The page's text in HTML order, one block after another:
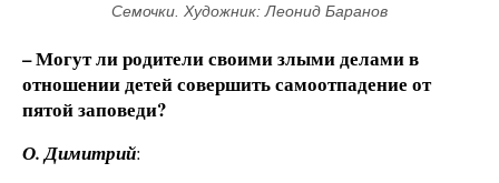
Семочки. Художник: Леонид Баранов
– Могут ли родители своими злыми делами в
отношении детей совершить самоотпадение от
пятой заповеди?
О. Димитрий: